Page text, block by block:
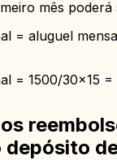
mês poderá
= aluguel
= 1500/30×15 =
depósito